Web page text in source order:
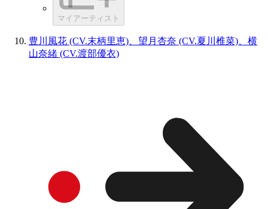
マイアーティスト
豊川風花 (CV.末柄里恵)、望月杏奈 (CV.夏川椎菜)、横
山奈緒 (CV.渡部優衣)